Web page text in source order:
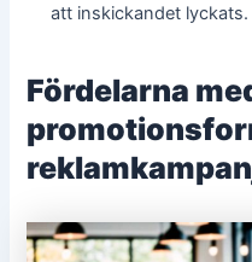
att inskickandet lyckats.
Fördelarna